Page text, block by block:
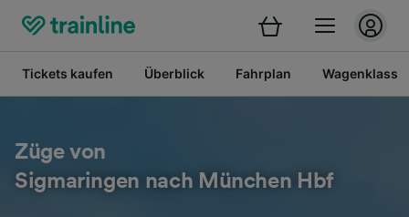
Tickets kaufen Überblick Fahrplan
Züge von
Sigmaringen nach München Hbf